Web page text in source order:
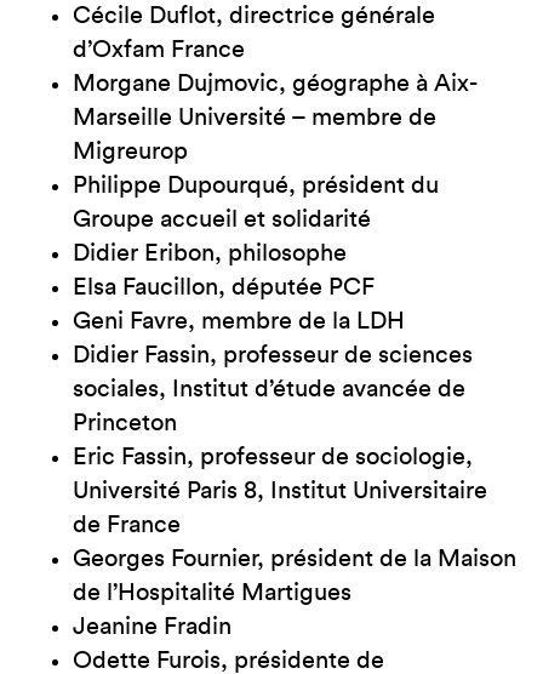
Cécile Duflot, directrice générale
d’Oxfam France
Morgane Dujmovic, géographe à Aix-
Marseille Université – membre de
Migreurop
Philippe Dupourqué, président du
Groupe accueil et solidarité
Didier Eribon, philosophe
Elsa Faucillon, députée PCF
Geni Favre, membre de la LDH
Didier Fassin, professeur de sciences
sociales, Institut d’étude avancée de
Princeton
Eric Fassin, professeur de sociologie,
Université Paris 8, Institut Universitaire
de France
Georges Fournier, président de la Maison
de l’Hospitalité Martigues
Jeanine Fradin
Odette Furois, présidente de